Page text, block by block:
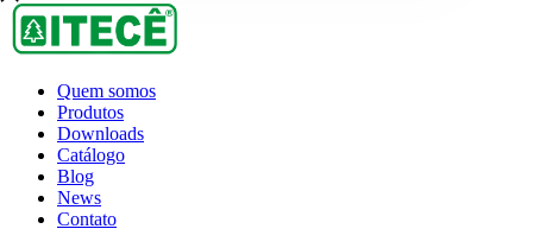
Quem somos
Produtos
Downloads
Catálogo
Blog
News
Contato